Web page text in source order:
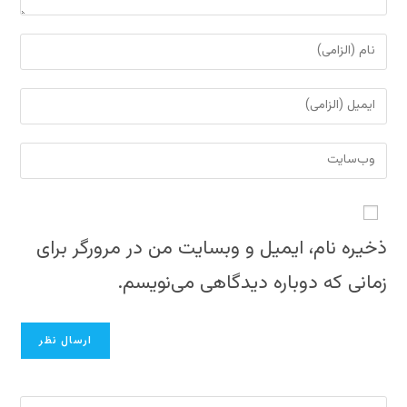
برای
نظر
دادن،
نام
نام
کاربری
خود
وارد
کنید
برای
نظر
دادن،
ایمیل‌تان
وارد
وب
خود
را
کنید
ذخیره نام، ایمیل و وبسایت من در مرورگر برای
زمانی که دوباره دیدگاهی می‌نویسم.